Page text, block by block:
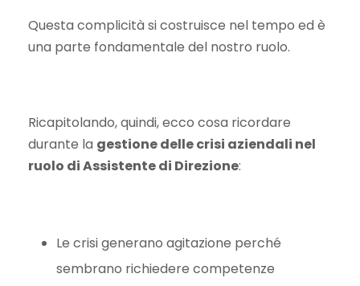
Questa complicità si costruisce nel tempo ed è
una parte fondamentale del nostro ruolo.
Ricapitolando, quindi, ecco cosa ricordare
durante la gestione delle crisi aziendali nel
ruolo di Assistente di Direzione:
Le crisi generano agitazione perché
sembrano richiedere competenze